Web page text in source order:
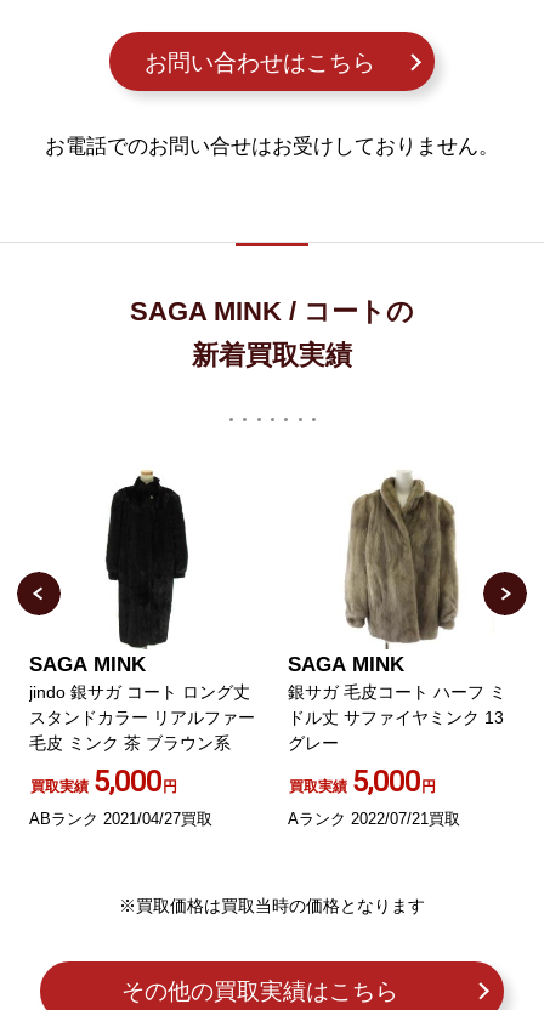
お問い合わせはこちら
お電話でのお問い合せはお受けしておりません。
SAGA MINK / コートの
新着買取実績
SAGA MINK
jindo 銀サガ コート ロング丈
スタンドカラー リアルファー
毛皮 ミンク 茶 ブラウン系
買取実績 5,000円
ABランク 2021/04/27買取
SAGA MINK
銀サガ 毛皮コート ハーフ ミ
ドル丈 サファイヤミンク 13
グレー
買取実績 5,000円
Aランク 2022/07/21買取
※買取価格は買取当時の価格となります
その他の買取実績はこちら